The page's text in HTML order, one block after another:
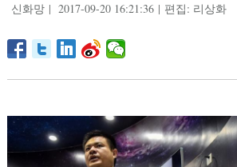
신화망 | 2017-09-20 16:21:36 | 편집: 리상화